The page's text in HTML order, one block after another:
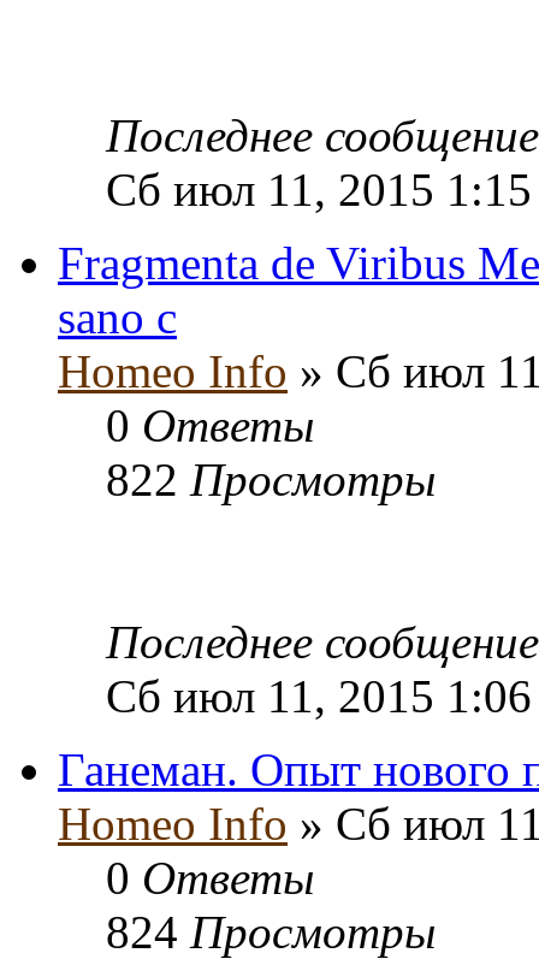
Последнее
Сб июл 11, 2015 1:15
Fragmenta de Viribus
sano c
Homeo Info » Сб июл
0 Ответы
822 Просмотры
Последнее
Сб июл 11, 2015 1:06
Ганеман. Опыт нового
Homeo Info » Сб июл
0 Ответы
824 Просмотры